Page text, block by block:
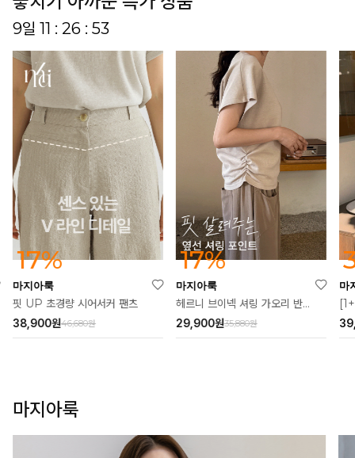
9일 11 : 26 : 49
17%
마지아룩
35,880원
29,900원
37%
마지아룩
[1+1] 알른 소프 카라 원피스
63,000원
39,900원
마
쿨
마지아룩